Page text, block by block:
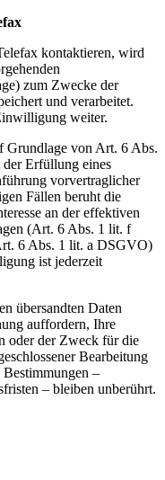
kontaktieren, wird
zum Zwecke der
und verarbeitet.
weiter.
Grundlage von Art. 6 Abs.
Erfüllung eines
vorvertraglicher
Fällen beruht die
an der effektiven
(Art. 6 Abs. 1 lit. f
6 Abs. 1 lit. a DSGVO)
ist jederzeit
übersandten Daten
auffordern, Ihre
oder der Zweck für die
Bearbeitung
–
– bleiben unberührt.